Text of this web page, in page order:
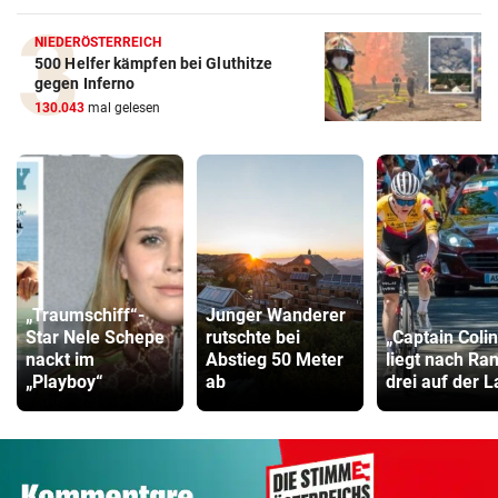
NIEDERÖSTERREICH
500 Helfer kämpfen bei Gluthitze
gegen Inferno
130.043 mal gelesen
„Traumschiff“-
Star Nele Schepe
nackt im
„Playboy“
Junger Wanderer
rutschte bei
Abstieg 50 Meter
ab
„Captain
liegt nach
drei auf der